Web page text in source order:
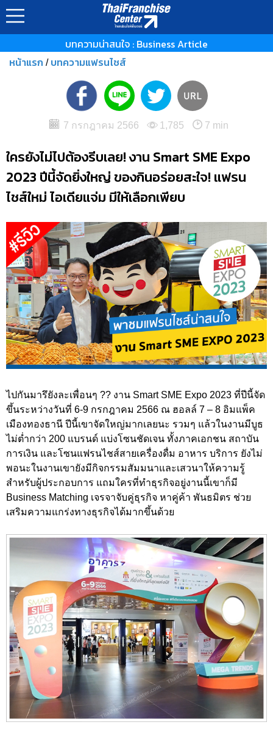
บทความน่าสนใจ : Business Article
หน้าแรก / บทความแฟรนไชส์
7 กรกฎาคม 2566 1,785 7 min
ใครยังไม่ไปต้องรีบเลย! งาน Smart SME Expo
2023 ปีนี้จัดยิ่งใหญ่ ของกินอร่อยสะใจ! แฟรน
ไชส์ใหม่ ไอเดียแจ่ม มีให้เลือกเพียบ
ไปกันมารึยังละเพื่อนๆ ?? งาน Smart SME Expo 2023 ที่ปีนี้จัด
ขึ้นระหว่างวันที่ 6-9 กรกฎาคม 2566 ณ ฮอลล์ 7 – 8 อิมแพ็ค
เมืองทองธานี ปีนี้เขาจัดใหญ่มากเลยนะ รวมๆ แล้วในงานมีบูธ
ไม่ต่ำกว่า 200 แบรนด์ แบ่งโซนชัดเจน ทั้งภาคเอกชน สถาบัน
การเงิน และโซนแฟรนไชส์สายเครื่องดื่ม อาหาร บริการ ยังไม่
พอนะในงานเขายังมีกิจกรรมสัมมนาและเสวนาให้ความรู้
สำหรับผู้ประกอบการ แถมใครที่ทำธุรกิจอยู่งานนี้เขาก็มี
Business Matching เจรจาจับคู่ธุรกิจ หาคู่ค้า พันธมิตร ช่วย
เสริมความแกร่งทางธุรกิจได้มากขึ้นด้วย